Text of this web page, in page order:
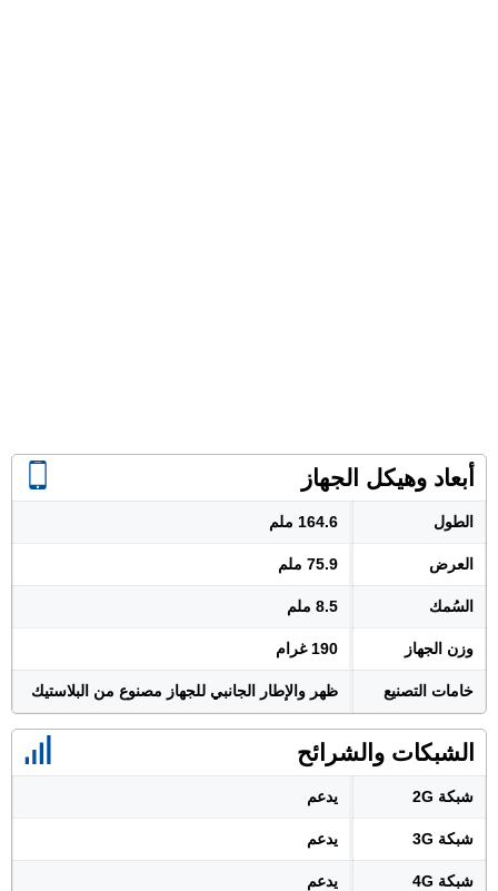
أبعاد وهيكل الجهاز
الطول 164.6 ملم
العرض 75.9 ملم
السُمك 8.5 ملم
وزن الجهاز 190 غرام
خامات التصنيع ظهر والإطار الجانبي للجهاز مصنوع من البلاستيك
الشبكات والشرائح
شبكة 2G يدعم
شبكة 3G يدعم
شبكة 4G يدعم